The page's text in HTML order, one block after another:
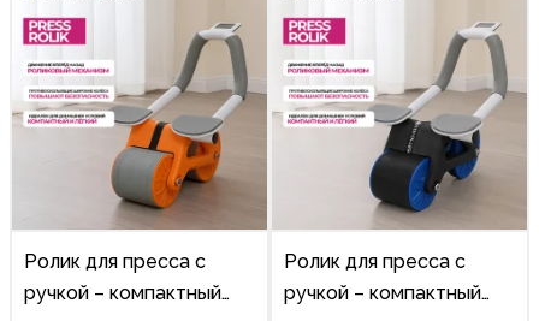
Ролик для пресса с
ручкой – компактный
Ролик для пресса с
ручкой – компактный